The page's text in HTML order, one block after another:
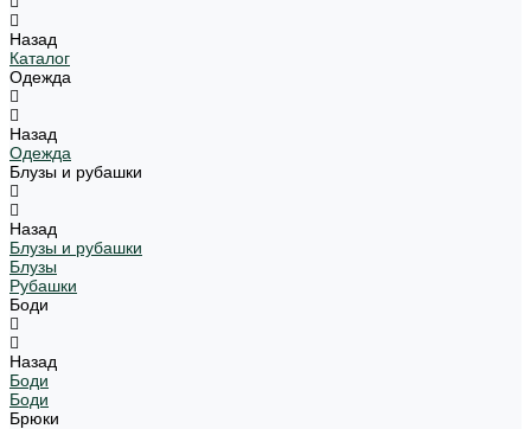
Назад
Каталог
Одежда
Назад
Одежда
Блузы и рубашки
Назад
Блузы и рубашки
Блузы
Рубашки
Боди
Назад
Боди
Боди
Брюки